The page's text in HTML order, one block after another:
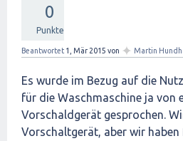
0
Punkte
Beantwortet 1, Mär 2015 von ✦ Martin
Es wurde im Bezug auf die
für die Waschmaschine ja von
Vorschaldgerät gesprochen.
Vorschaltgerät, aber wir